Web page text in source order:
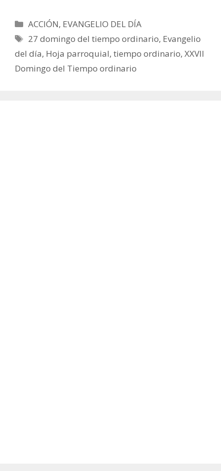
Categorías
ACCIÓN, EVANGELIO DEL DÍA
Etiquetas
27 domingo del tiempo ordinario, Evangelio
del día, Hoja parroquial, tiempo ordinario, XXVII
Domingo del Tiempo ordinario